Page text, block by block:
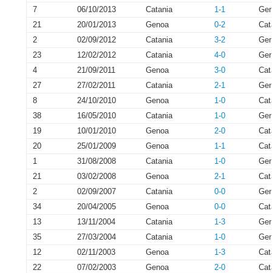
7
06/10/2013 Catania 1-1
21
20/01/2013 Genoa 0-2
2
02/09/2012 Catania 3-2
23
12/02/2012 Catania 4-0
4
21/09/2011 Genoa 3-0
27
27/02/2011 Catania 2-1
8
24/10/2010 Genoa 1-0
38
16/05/2010 Catania 1-0
19
10/01/2010 Genoa 2-0
20
25/01/2009 Genoa 1-1
1
31/08/2008 Catania 1-0
21
03/02/2008 Genoa 2-1
2
02/09/2007 Catania 0-0
34
20/04/2005 Genoa 0-0
13
13/11/2004 Catania 1-3
35
27/03/2004 Catania 1-0
12
02/11/2003 Genoa 1-3
22
07/02/2003 Genoa 2-0